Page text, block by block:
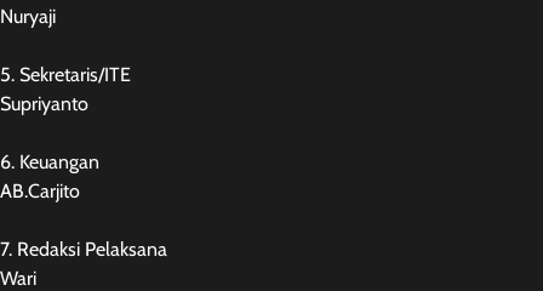
Nuryaji
5. Sekretaris/ITE
Supriyanto
6. Keuangan
AB.Carjito
7. Redaksi Pelaksana
Wari